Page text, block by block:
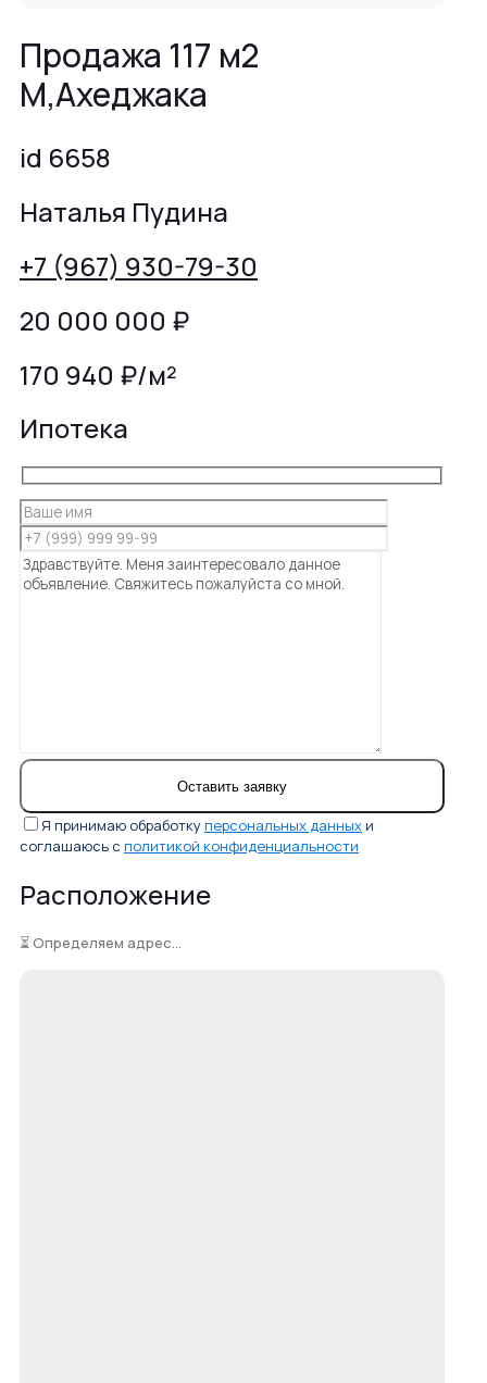
Продажа 117 м2
М,Ахеджака
id 6658
Наталья Пудина
+7 (967) 930-79-30
20 000 000 ₽
170 940 ₽/м²
Ипотека
Я принимаю обработкуперсональных данных и
соглашаюсь с политикой конфиденциальности
Расположение
⏳ Определяем адрес...